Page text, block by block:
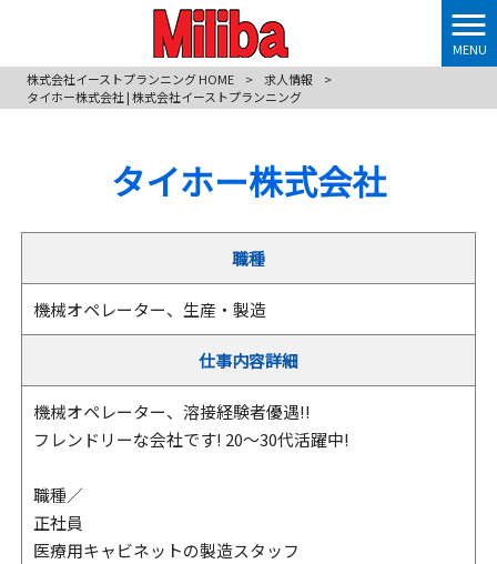
MENU
株式会社イーストプランニング HOME
> 求人情報
>
タイホー株式会社 | 株式会社イーストプランニング
タイホー株式会社
職種
機械オペレーター、生産・製造
仕事内容詳細
機械オペレーター、溶接経験者優遇!!
フレンドリーな会社です! 20～30代活躍中!
職種／
正社員
医療用キャビネットの製造スタッフ